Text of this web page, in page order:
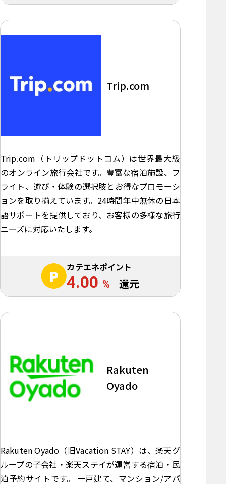
Trip.com
Trip.com（トリップドットコム）は世界最大級
のオンライン旅行会社です。豊富な宿泊施設、フ
ライト、遊び・体験の選択肢とお得なプロモーシ
ョンを取り揃えています。24時間年中無休の日本
語サポートを提供しており、お客様の多様な旅行
ニーズに対応いたします。
カテエネポイント
4.00 % 還元
Rakuten
Oyado
Rakuten Oyado（旧Vacation STAY）は、楽天グ
ループの子会社・楽天ステイが運営する宿泊・民
泊予約サイトです。 一戸建て、マンション/アパ